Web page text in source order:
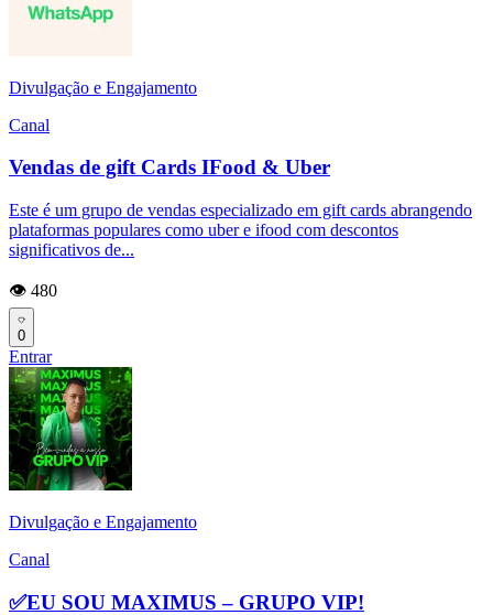
Divulgação e Engajamento
Canal
Vendas de gift Cards IFood & Uber
Este é um grupo de vendas especializado em gift cards abrangendo
plataformas populares como uber e ifood com descontos
significativos de...
👁️ 480
0
Entrar
Divulgação e Engajamento
Canal
✅EU SOU MAXIMUS – GRUPO VIP!